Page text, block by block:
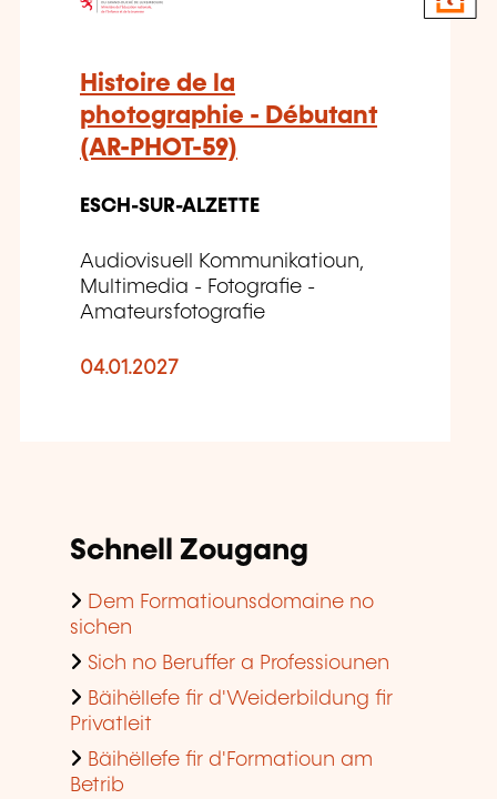
Histoire de la
photographie - Débutant
(AR-PHOT-59)
ESCH-SUR-ALZETTE
Audiovisuell Kommunikatioun,
Multimedia - Fotografie -
Amateursfotografie
04.01.2027
Schnell Zougang
Dem Formatiounsdomaine no
sichen
Sich no Beruffer a Professiounen
Bäihëllefe fir d'Weiderbildung fir
Privatleit
Bäihëllefe fir d'Formatioun am
Betrib